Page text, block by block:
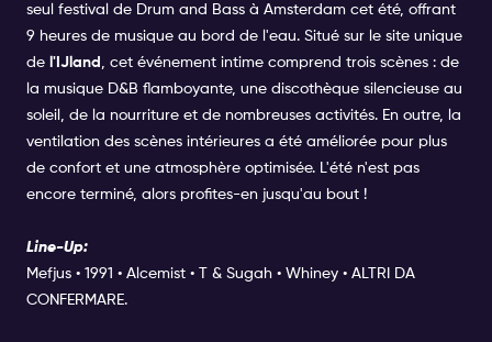
seul festival de Drum and Bass à Amsterdam cet été, offrant
9 heures de musique au bord de l'eau. Situé sur le site unique
de l'IJland
, cet événement intime comprend trois scènes : de
la musique D&B flamboyante, une discothèque silencieuse au
soleil, de la nourriture et de nombreuses activités. En outre, la
ventilation des scènes intérieures a été améliorée pour plus
de confort et une atmosphère optimisée. L'été n'est pas
encore terminé, alors profites-en jusqu'au bout !
Line-Up:
Mefjus • 1991 • Alcemist • T & Sugah • Whiney • ALTRI DA
CONFERMARE.